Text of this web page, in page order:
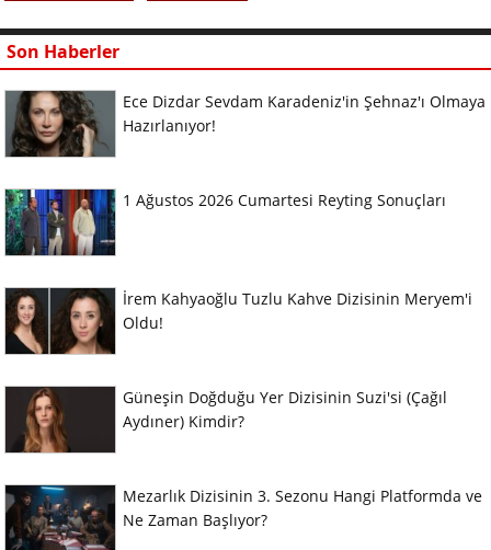
Son Haberler
Ece Dizdar Sevdam Karadeniz'in Şehnaz'ı Olmaya
Hazırlanıyor!
1 Ağustos 2026 Cumartesi Reyting Sonuçları
İrem Kahyaoğlu Tuzlu Kahve Dizisinin Meryem'i
Oldu!
Güneşin Doğduğu Yer Dizisinin Suzi'si (Çağıl
Aydıner) Kimdir?
Mezarlık Dizisinin 3. Sezonu Hangi Platformda ve
Ne Zaman Başlıyor?